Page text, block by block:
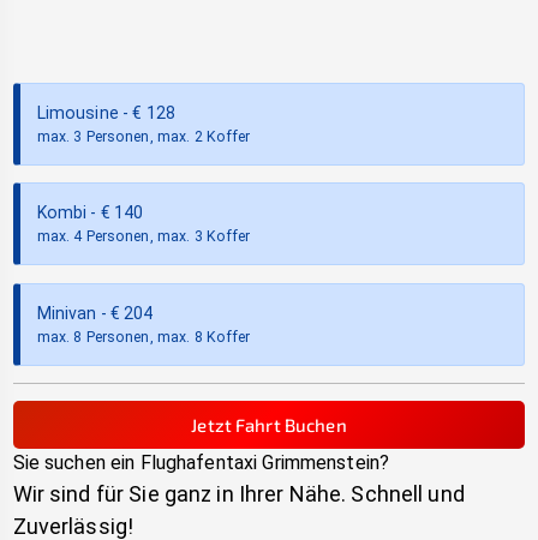
Limousine - € 128
max. 3 Personen, max. 2 Koffer
Kombi - € 140
max. 4 Personen, max. 3 Koffer
Minivan - € 204
max. 8 Personen, max. 8 Koffer
Jetzt Fahrt Buchen
Sie suchen ein Flughafentaxi Grimmenstein?
Wir sind für Sie ganz in Ihrer Nähe. Schnell und
Zuverlässig!